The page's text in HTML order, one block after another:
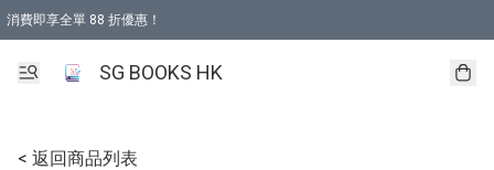
消費即享全單 88 折優惠！
SG BOOKS HK
< 返回商品列表